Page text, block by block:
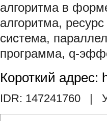
алгоритма в
алгоритма,
система,
программа, q-
Короткий адрес:
IDR: 147241760 |